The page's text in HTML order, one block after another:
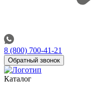
8 (800) 700-41-21
Обратный звонок
Каталог